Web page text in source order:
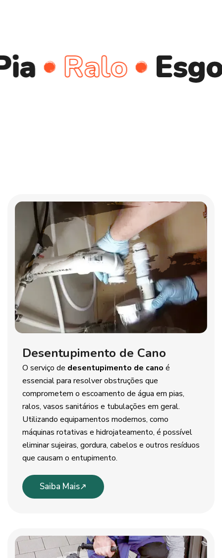
Esgoto
Desentupimento de Cano
O serviço de desentupimento de cano é
essencial para resolver obstruções que
comprometem o escoamento de água em pias,
ralos, vasos sanitários e tubulações em geral.
Utilizando equipamentos modernos, como
máquinas rotativas e hidrojateamento, é possível
eliminar sujeiras, gordura, cabelos e outros resíduos
que causam o entupimento.
Saiba Mais